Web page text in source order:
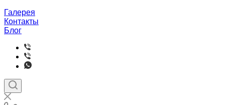
Галерея
Контакты
Блог